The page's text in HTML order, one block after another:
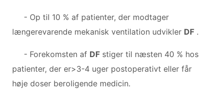
- Op til 10 % af patienter, der modtager
længerevarende mekanisk ventilation udvikler DF .
- Forekomsten af ​​ DF stiger til næsten 40 % hos
patienter, der er>3-4 uger postoperativt eller får
høje doser beroligende medicin.